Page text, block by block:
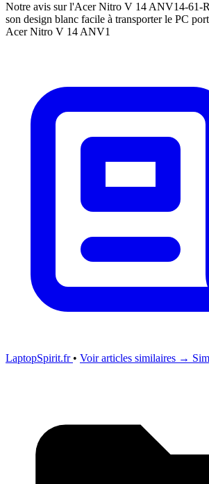
Notre avis sur l'Acer Nitro V 14 ANV14-61-
son design blanc facile à transporter le PC
Acer Nitro V 14 ANV1
LaptopSpirit.fr • Voir articles similaires →